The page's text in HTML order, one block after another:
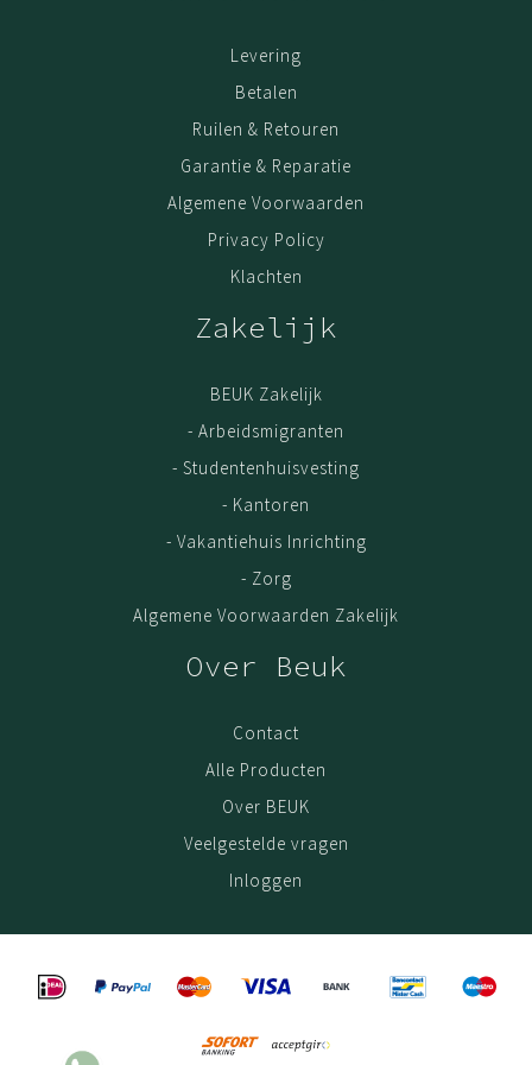
Levering
Betalen
Ruilen & Retouren
Garantie & Reparatie
Algemene Voorwaarden
Privacy Policy
Klachten
Zakelijk
BEUK Zakelijk
- Arbeidsmigranten
- Studentenhuisvesting
- Kantoren
- Vakantiehuis Inrichting
- Zorg
Algemene Voorwaarden Zakelijk
Over Beuk
Contact
Alle Producten
Over BEUK
Veelgestelde vragen
Inloggen